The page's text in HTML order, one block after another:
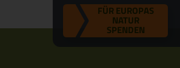
FÜR EUROPAS
NATUR
SPENDEN